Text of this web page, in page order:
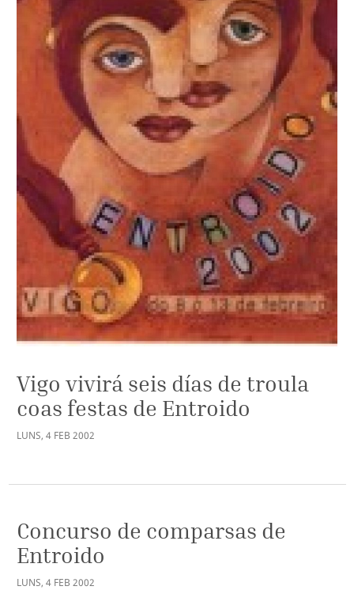
Vigo vivirá seis días de troula
coas festas de Entroido
LUNS, 4 FEB 2002
Concurso de comparsas de
Entroido
LUNS, 4 FEB 2002